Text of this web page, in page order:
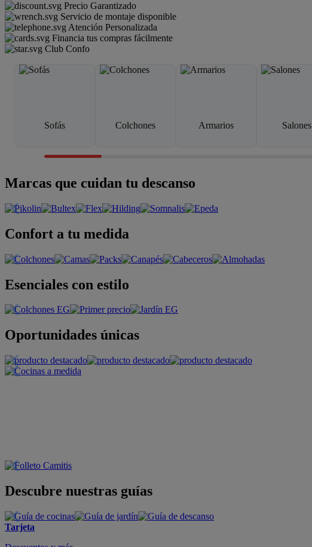
Precio Garantizado
Servicio de montaje disponible
Atención Personalizada
Financia tus compras fácilmente
Club Confo
Sofás Colchones Armarios Salones
Marcas que cuidan tu descanso
Confort a tu medida
Esenciales con estilo
Oportunidades únicas
Descubre nuestras guías
Tarjeta